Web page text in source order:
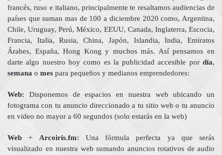
francés, ruso e italiano, principalmente te resaltamos audiencias de
países que suman mas de 100 a diciembre 2020 como, Argentina,
Chile, Uruguay, Perú, México, EEUU, Canada, Inglaterra, Escocia,
Francia, Italia, Rusia, China, Japón, Islandia, India, Emiratos
Árabes, España, Hong Kong y muchos más. Así pensamos en
darte algo nuestro hoy como es la publicidad accesible por día,
semana o mes para pequeños y medianos emprendedores:
Web: Disponemos de espacios en nuestra web ubicando un
fotograma con tu anuncio direccionado a tu sitio web o tu anuncio
en video no mayor a 60 segundos (solo estarás en la web)
Web + Arcoiris.fm: Una fórmula perfecta ya que serás
visualizado en nuestra web sumando anuncios rotativos de audio